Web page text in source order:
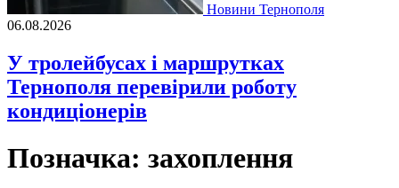
Новини Тернополя
06.08.2026
У тролейбусах і маршрутках
Тернополя перевірили роботу
кондиціонерів
Позначка: захоплення